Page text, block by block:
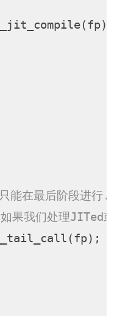
能在最后阶段进行.
果我们处理JITed